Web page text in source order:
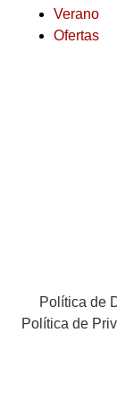
Verano
Ofertas
Política de
Política de